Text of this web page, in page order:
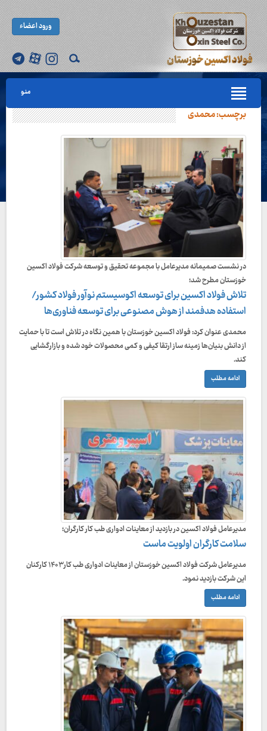
ورود اعضاء
منو
برچسب:محمدی
در نشست صمیمانه مدیرعامل با مجموعه تحقیق و توسعه شرکت فولاد اکسین
خوزستان مطرح شد؛
تلاش فولاد اکسین برای توسعه اکوسیستم نوآور فولاد کشور/
استفاده هدفمند از هوش مصنوعی برای توسعه فناوری‌ها
محمدی عنوان کرد: فولاد اکسین خوزستان با همین نگاه در تلاش است تا با حمایت
از دانش بنیان‌ها زمینه ساز ارتقا کیفی و کمی محصولات خود شده و بازارگشایی
کند.
ادامه مطلب
مدیرعامل فولاد اکسین در بازدید از معاینات ادواری طب کار کارگران؛
سلامت کارگران اولویت ماست
مدیرعامل شرکت فولاد اکسین خوزستان از معاینات ادواری طب کار ۱۴۰۳ کارکنان
این شرکت بازدید نمود.
ادامه مطلب